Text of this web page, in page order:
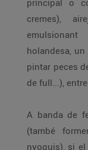
principal o
cremes),
holandesa,
pintar peces
de full...),
A banda de
(també
nyoquis), si